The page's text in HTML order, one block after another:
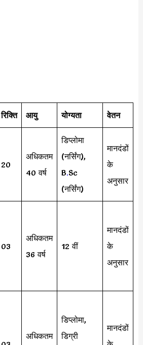
रिक्ति आयु योग्यता वेतन
20
अधिकतम
40 वर्ष
डिप्लोमा
(नर्सिंग),
B.Sc
(नर्सिंग)
मानदंडों
के
अनुसार
03
अधिकतम
36 वर्ष
12 वीं
मानदंडों
के
अनुसार
अधिकतम
डिप्लोमा,
डिग्री
मानदंडों